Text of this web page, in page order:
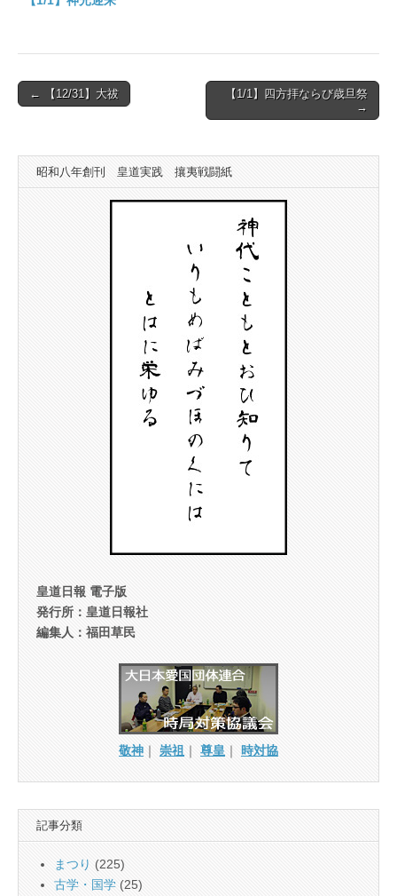
Post← 【12/31】大祓
【1/1】四方拝ならび歳旦祭
→
昭和八年創刊 皇道実践 攘夷戦闘紙
皇道日報 電子版
発行所：皇道日報社
編集人：福田草民
敬神 ｜ 崇祖 ｜ 尊皇 ｜ 時対協
記事分類
まつり (225)
古学・国学 (25)